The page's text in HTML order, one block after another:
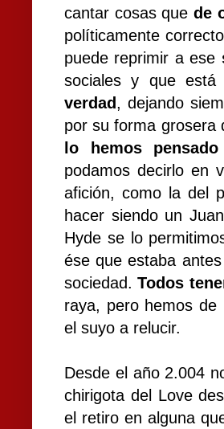
cantar cosas que de
políticamente
puede reprimir a ese
sociales y que
verdad, dejando
por su forma grosera
lo hemos
podamos decirlo en
afición, como la del
hacer siendo un
Hyde se lo
ése que estaba
sociedad.Todos
raya, pero hemos de
el suyo a relucir.
Desde el año 2.004
chirigota del Love
el retiro en alguna